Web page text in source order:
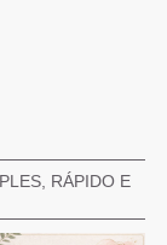
RÁPIDO E